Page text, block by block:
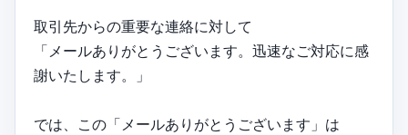
取引先からの重要な連絡に対して
「メールありがとうございます。迅速なご対応に感
謝いたします。」
では、この「メールありがとうございます」は